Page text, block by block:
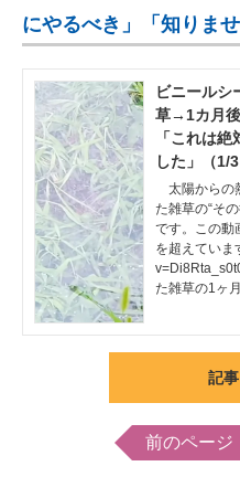
にやるべき」「知りませ
ビニールシ
草→1カ月
「これは
した」（1/
太陽からの
た雑草の“そ
です。この動
を超えていま
た雑草の1ヶ
記
前のページ